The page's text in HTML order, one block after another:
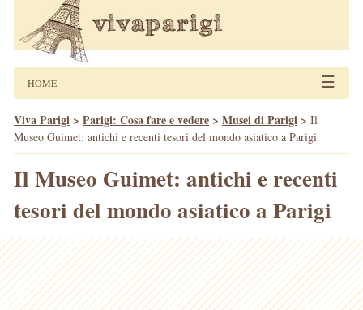
HOME ☰
Viva Parigi > Parigi: Cosa fare e vedere > Musei di Parigi > Il
Museo Guimet: antichi e recenti tesori del mondo asiatico a Parigi
Il Museo Guimet: antichi e recenti
tesori del mondo asiatico a Parigi